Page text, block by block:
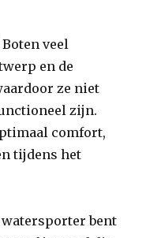
veel
en de
ze niet
zijn.
comfort,
tijdens het
watersporter bent